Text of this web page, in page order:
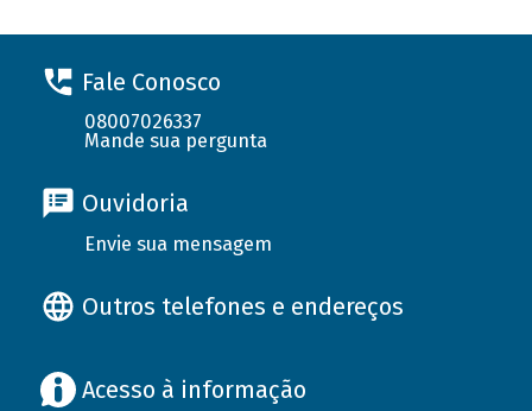
Fale Conosco
08007026337
Mande sua pergunta
Ouvidoria
Envie sua mensagem
Outros telefones e endereços
Acesso à informação